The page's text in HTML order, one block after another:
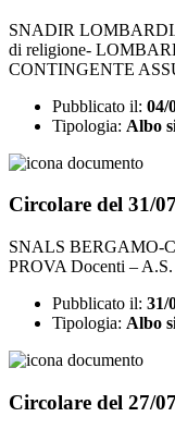
SNADIR
di religione-
CONTINGENTE
Pubblicato il: 04/
Tipologia: Albo
Circolare del 31/
SNALS BERGAMO-
PROVA Docenti –
Pubblicato il: 31/
Tipologia: Albo
Circolare del 27/